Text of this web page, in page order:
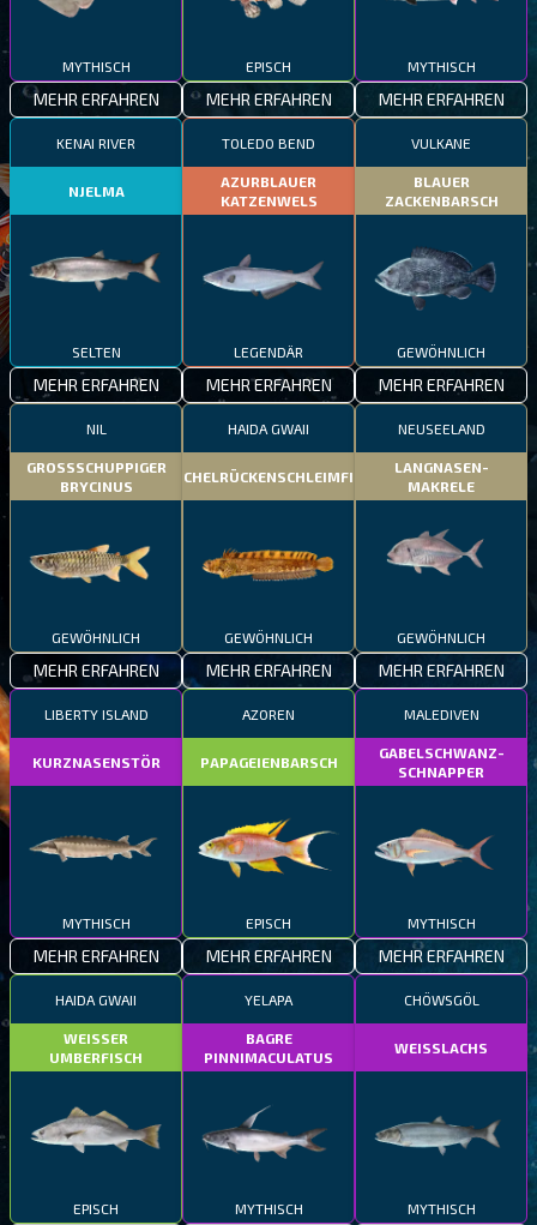
MYTHISCH
MEHR ERFAHREN
EPISCH
MEHR ERFAHREN
MYTHISCH
MEHR ERFAHREN
KENAI RIVER
NJELMA
SELTEN
MEHR ERFAHREN
TOLEDO BEND
AZURBLAUER
KATZENWELS
LEGENDÄR
MEHR ERFAHREN
VULKANE
BLAUER
ZACKENBARSCH
GEWÖHNLICH
MEHR ERFAHREN
NIL
GROSSSCHUPPIGER
BRYCINUS
GEWÖHNLICH
MEHR ERFAHREN
HAIDA GWAII
STACHELRÜCKENSCHLEIMFISCH
GEWÖHNLICH
MEHR ERFAHREN
NEUSEELAND
LANGNASEN-
MAKRELE
GEWÖHNLICH
MEHR ERFAHREN
LIBERTY ISLAND
KURZNASENSTÖR
MYTHISCH
MEHR ERFAHREN
AZOREN
PAPAGEIENBARSCH
EPISCH
MEHR ERFAHREN
MALEDIVEN
GABELSCHWANZ-
SCHNAPPER
MYTHISCH
MEHR ERFAHREN
HAIDA GWAII
WEISSER
UMBERFISCH
EPISCH
YELAPA
BAGRE
PINNIMACULATUS
MYTHISCH
CHÖWSGÖL
WEISSLACHS
MYTHISCH